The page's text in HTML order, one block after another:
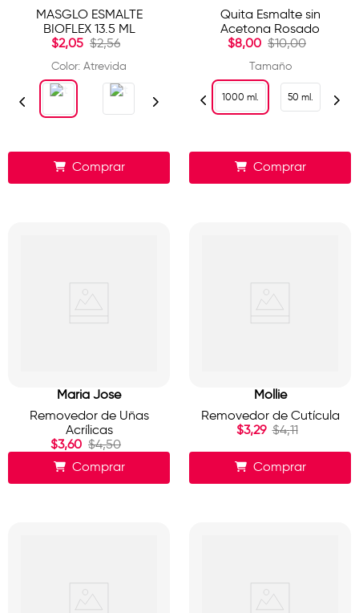
MASGLO ESMALTE
BIOFLEX 13.5 ML
$2,05 $2,56
Color: Atrevida
Comprar
Quita Esmalte sin
Acetona Rosado
$8,00 $10,00
Tamaño
1000 ml. 50 ml.
Comprar
Maria Jose
Removedor de Uñas
Acrílicas
$3,60 $4,50
Comprar
Mollie
Removedor de Cutícula
$3,29 $4,11
Comprar